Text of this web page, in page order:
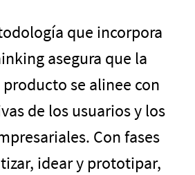
que incorpora
asegura que la
se alinee con
de los usuarios y los
Con fases
idear y prototipar,